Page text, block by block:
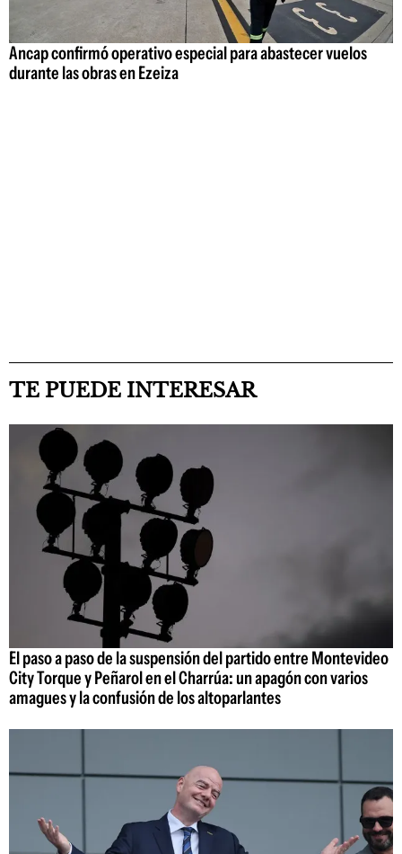
Ancap confirmó operativo especial para abastecer vuelos
durante las obras en Ezeiza
TE PUEDE INTERESAR
El paso a paso de la suspensión del partido entre Montevideo
City Torque y Peñarol en el Charrúa: un apagón con varios
amagues y la confusión de los altoparlantes